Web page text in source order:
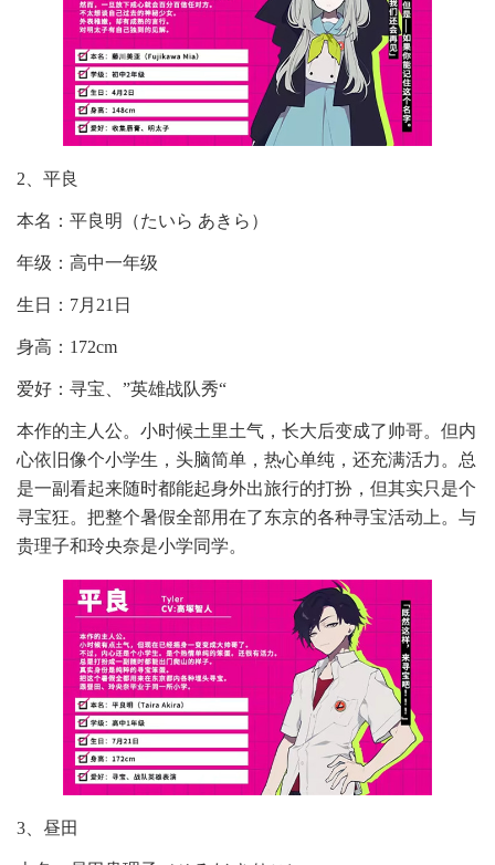
2、平良
本名：平良明（たいら あきら）
年级：高中一年级
生日：7月21日
身高：172cm
爱好：寻宝、”英雄战队秀“
本作的主人公。小时候土里土气，长大后变成了帅哥。但内
心依旧像个小学生，头脑简单，热心单纯，还充满活力。总
是一副看起来随时都能起身外出旅行的打扮，但其实只是个
寻宝狂。把整个暑假全部用在了东京的各种寻宝活动上。与
贵理子和玲央奈是小学同学。
3、昼田